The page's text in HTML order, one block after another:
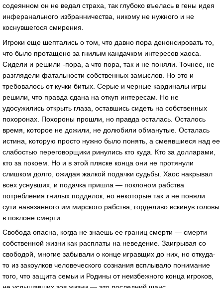
содеянном он не ведал страха, так глубоко въелась в гены идея
инферанального избранничества, никому не нужного и не
коснувшегося смирения.
Игроки еще шептались о том, что давно пора денонсировать то,
что было протащено за гнилым кандачком интересов хаоса.
Сидели и решили -пора, а что пора, так и не поняли. Точнее, не
разглядели фатальности собственных замыслов. Но это и
требовалось от кучки битых. Серые и черные кардиналы игры
решили, что правда сдана на откуп интересам. Но не
удосужились открыть глаза, оставшись сидеть на собственных
похоронах. Похороны прошли, но правда осталась. Осталось
время, которое не дожили, не долюбили обманутые. Осталась
истина, которую просто нужно было понять, а смеявшиеся над ее
слабостью переговорщики ринулись кто куда. Кто за долларами,
кто за покоем. Но и в этой пляске конца они не протянули
слишком долго, ожидая жалкой подачки судьбы. Хаос накрывал
всех уснувших, и подачка пришла — поклоном рабства
потребления гнилых подделок, но некоторые так и не поняли
сути навязанного им мирского рабства, горделиво вскинув головы
в поклоне смерти.
Свобода опасна, когда не знаешь ее границ смерти — смерти
собственной жизни как расплаты на неведение. Заигрывая со
свободой, многие забывали о конце игравщих до них, но откуда-
то из закоулков человеческого сознания всплывало понимание
того, что защита семьи и Родины от неизбежного конца игроков,